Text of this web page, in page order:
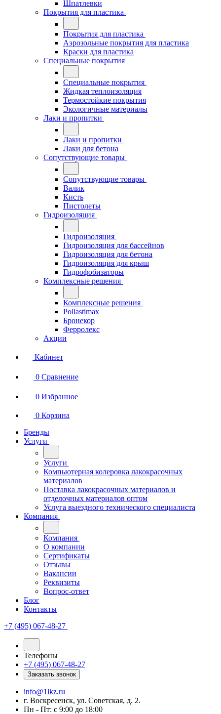
Шпатлевки
Покрытия для пластика
Покрытия для пластика
Аэрозольные покрытия для пластика
Краски для пластика
Специальные покрытия
Специальные покрытия
Жидкая теплоизоляция
Термостойкие покрытия
Экологичные материалы
Лаки и пропитки
Лаки и пропитки
Лаки для бетона
Сопутствующие товары
Сопутствующие товары
Валик
Кисть
Пистолеты
Гидроизоляция
Гидроизоляция
Гидроизоляция для бассейнов
Гидроизоляция для бетона
Гидроизоляция для крыш
Гидрофобизаторы
Комплексные решения
Комплексные решения
Pollastimax
Бронекор
Ферролекс
Акции
Кабинет
0 Сравнение
0 Избранное
0 Корзина
Бренды
Услуги
Услуги
Компьютерная колеровка лакокрасочных
материалов
Поставка лакокрасочных материалов и
отделочных материалов оптом
Услуга выездного технического специалиста
Компания
Компания
О компании
Сертификаты
Отзывы
Вакансии
Реквизиты
Вопрос-ответ
Блог
Контакты
+7 (495) 067-48-27
Телефоны
+7 (495) 067-48-27
Заказать звонок
info@1lkz.ru
г. Воскресенск, ул. Советская, д. 2.
Пн - Пт: с 9:00 до 18:00